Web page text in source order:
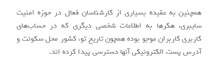
همچنین به عقیده بسیاری از کارشناسان فعال در حوزه امنیت
سایبری، هکرها به اطلاعات شخصی دیگری که در حساب‌های
کاربری کاربران موجو بوده همچون تاریخ تو، کشور محل سکونت و
آدرس پست الکترونیکی آنها دسترسی پیدا کرده اند.